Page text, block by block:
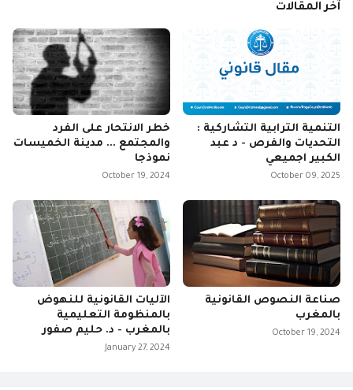
آخر المقالات
التنمية الترابية التشاركية :
التحديات والفرص - د عبد
الكبير اجميعي
October 09, 2025
خطر الانتحار على الفرد
والمجتمع ... مدينة الخميسات
نموذجا
October 19, 2024
صناعة النصوص القانونية
بالمغرب
October 19, 2024
الآليات القانونية للنهوض
بالمنظومة التعليمية
بالمغرب - د. حليم صفور
January 27, 2024